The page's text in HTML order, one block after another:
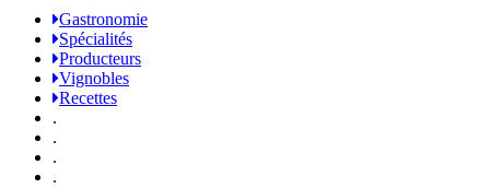
Gastronomie
Spécialités
Producteurs
Vignobles
Recettes
.
.
.
.